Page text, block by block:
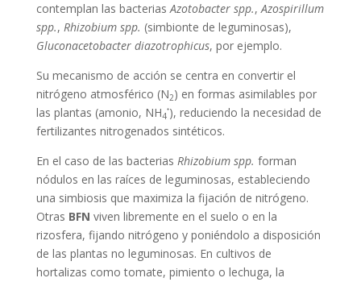
contemplan las bacteriasAzotobacter spp.,Azospirillum
spp., Rhizobium spp. (simbionte de leguminosas),
Gluconacetobacter diazotrophicus, por ejemplo.
Su mecanismo de acción se centra en convertir el
nitrógeno atmosférico (N2) en formas asimilables por
las plantas (amonio, NH4
⁺), reduciendo la necesidad de
fertilizantes nitrogenados sintéticos.
En el caso de las bacterias Rhizobium spp. forman
nódulos en las raíces de leguminosas, estableciendo
una simbiosis que maximiza la fijación de nitrógeno.
Otras BFN viven libremente en el suelo o en la
rizosfera, fijando nitrógeno y poniéndolo a disposición
de las plantas no leguminosas. En cultivos de
hortalizas como tomate, pimiento o lechuga, la